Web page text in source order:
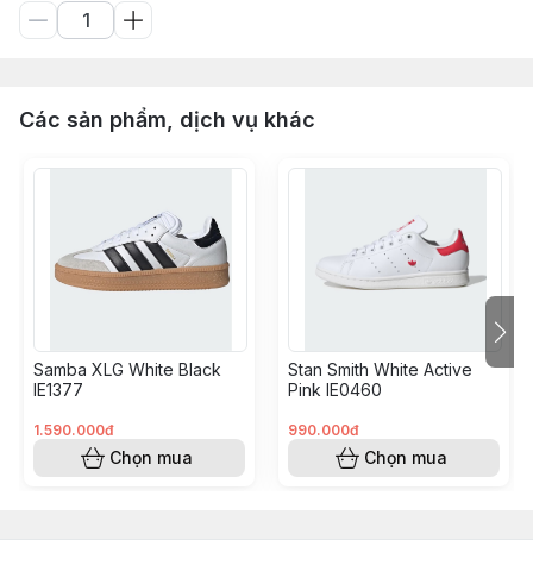
Các sản phẩm, dịch vụ khác
Samba XLG White Black
IE1377
1.590.000đ
Chọn mua
Stan Smith White Active
Pink IE0460
990.000đ
Chọn mua